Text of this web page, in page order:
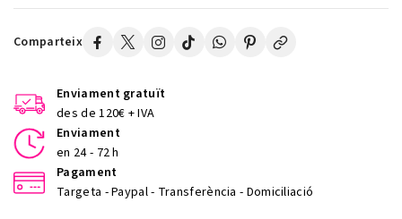
Comparteix
Enviament gratuït
des de 120€ + IVA
Enviament
en 24 - 72 h
Pagament
Targeta - Paypal - Transferència - Domiciliació